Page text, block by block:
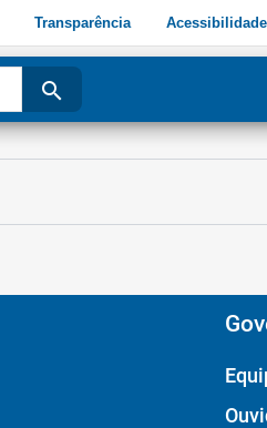
Transparência Acessibilidade
search